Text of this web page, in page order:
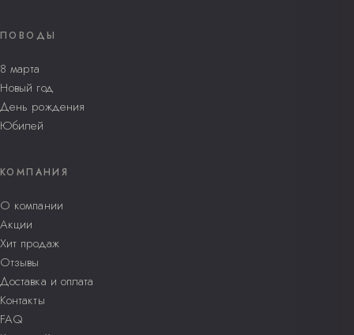
ПОВОДЫ
8 марта
Новый год
День рождения
Юбилей
КОМПАНИЯ
О компании
Акции
Хит продаж
Отзывы
Доставка и оплата
Контакты
FAQ